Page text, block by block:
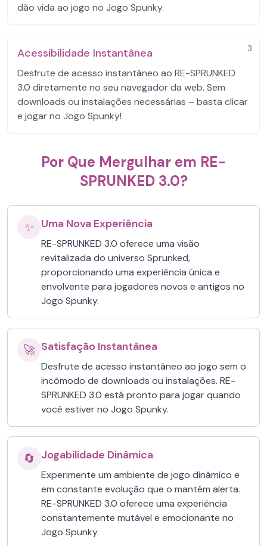
dão vida ao jogo no Jogo Spunky.
3
Acessibilidade Instantânea
Desfrute de acesso instantâneo ao RE-SPRUNKED
3.0 diretamente no seu navegador da web. Sem
downloads ou instalações necessárias – basta clicar
e jogar no Jogo Spunky!
Por Que Mergulhar em RE-
SPRUNKED 3.0?
✨ Uma Nova Experiência
RE-SPRUNKED 3.0 oferece uma visão
revitalizada do universo Sprunked,
proporcionando uma experiência única e
envolvente para jogadores novos e antigos no
Jogo Spunky.
🚀 Satisfação Instantânea
Desfrute de acesso instantâneo ao jogo sem o
incômodo de downloads ou instalações. RE-
SPRUNKED 3.0 está pronto para jogar quando
você estiver no Jogo Spunky.
🔄 Jogabilidade Dinâmica
Experimente um ambiente de jogo dinâmico e
em constante evolução que o mantém alerta.
RE-SPRUNKED 3.0 oferece uma experiência
constantemente mutável e emocionante no
Jogo Spunky.